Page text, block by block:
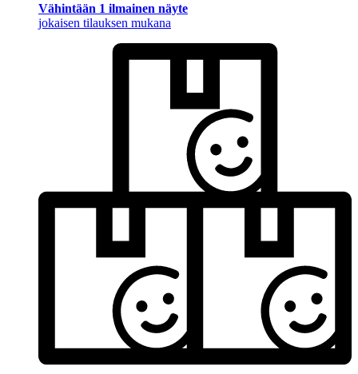
Vähintään 1 ilmainen näyte
jokaisen tilauksen mukana